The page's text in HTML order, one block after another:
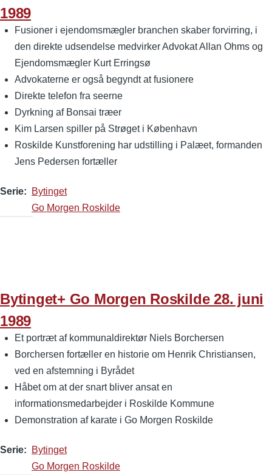
1989
Fusioner i ejendomsmægler branchen skaber forvirring, i
den direkte udsendelse medvirker Advokat Allan Ohms og
Ejendomsmægler Kurt Erringsø
Advokaterne er også begyndt at fusionere
Direkte telefon fra seerne
Dyrkning af Bonsai træer
Kim Larsen spiller på Strøget i København
Roskilde Kunstforening har udstilling i Palæet, formanden
Jens Pedersen fortæller
Serie
Bytinget
Go Morgen Roskilde
Bytinget+ Go Morgen Roskilde 28. juni
1989
Et portræt af kommunaldirektør Niels Borchersen
Borchersen fortæller en historie om Henrik Christiansen,
ved en afstemning i Byrådet
Håbet om at der snart bliver ansat en
informationsmedarbejder i Roskilde Kommune
Demonstration af karate i Go Morgen Roskilde
Serie
Bytinget
Go Morgen Roskilde